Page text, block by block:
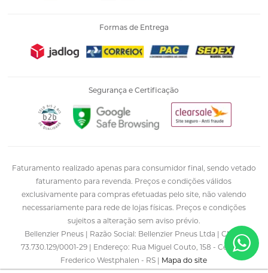
Formas de Entrega
Segurança e Certificação
Faturamento realizado apenas para consumidor final, sendo vetado
faturamento para revenda. Preços e condições válidos
exclusivamente para compras efetuadas pelo site, não valendo
necessariamente para rede de lojas físicas. Preços e condições
sujeitos a alteração sem aviso prévio.
Bellenzier Pneus | Razão Social: Bellenzier Pneus Ltda | CNPJ:
73.730.129/0001-29 | Endereço: Rua Miguel Couto, 158 - Centro |
Frederico Westphalen - RS | Mapa do site